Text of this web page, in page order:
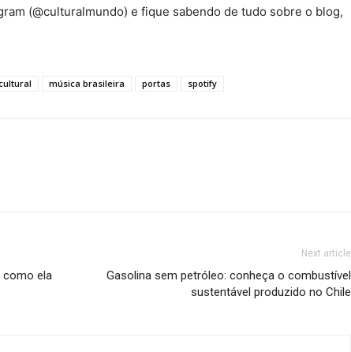
(@culturalmundo) e fique sabendo de tudo sobre o blog,
música brasileira portas spotify
como ela
Next article
Gasolina sem petróleo: conheça o combustível
sustentável produzido no Chile